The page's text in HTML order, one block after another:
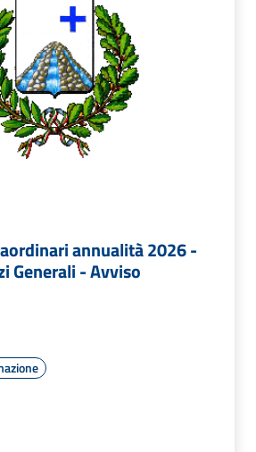
annualità 2026 -
Generali - Avviso